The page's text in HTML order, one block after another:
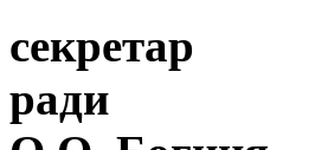
секретар